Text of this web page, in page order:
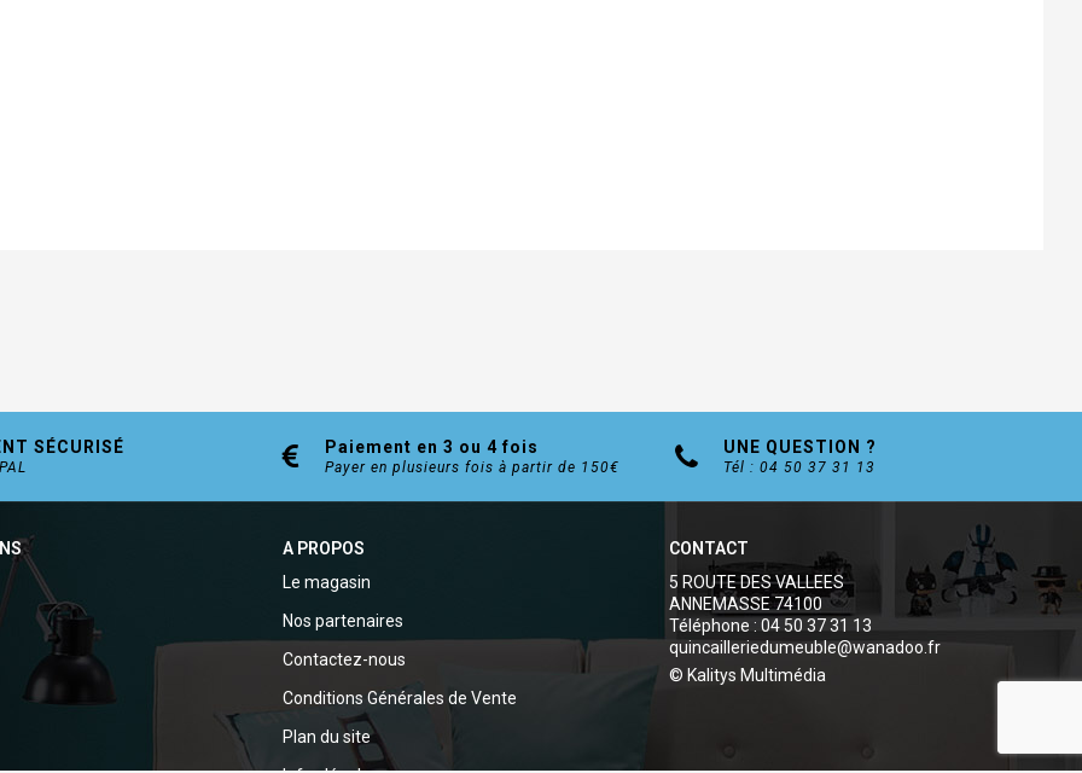
SÉCURISÉ Paiement en 3 ou 4 fois
Payer en plusieurs fois à partir de 150€
UNE QUESTION ?
Tél : 04 50 37 31 13
A PROPOS
Le magasin
Nos partenaires
Contactez-nous
Conditions Générales de Vente
Plan du site
CONTACT
5 ROUTE DES VALLEES
ANNEMASSE 74100
Téléphone : 04 50 37 31 13
quincailleriedumeuble@wanadoo.fr
© Kalitys Multimédia